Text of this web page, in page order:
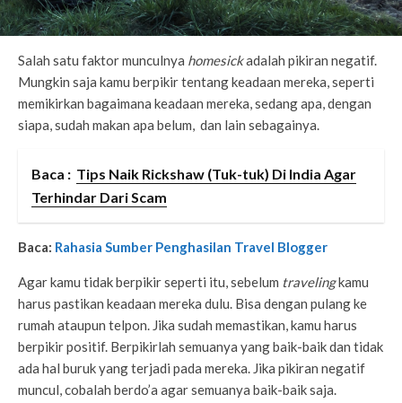
Salah satu faktor munculnya homesickadalah pikiran negatif.
Mungkin saja kamu berpikir tentang keadaan mereka, seperti
memikirkan bagaimana keadaan mereka, sedang apa, dengan
siapa, sudah makan apa belum, dan lain sebagainya.
Baca : Tips Naik Rickshaw (Tuk-tuk) Di India Agar
Terhindar Dari Scam
Baca: Rahasia Sumber Penghasilan Travel Blogger
Agar kamu tidak berpikir seperti itu, sebelum travelingkamu
harus pastikan keadaan mereka dulu. Bisa dengan pulang ke
rumah ataupun telpon. Jika sudah memastikan, kamu harus
berpikir positif. Berpikirlah semuanya yang baik-baik dan tidak
ada hal buruk yang terjadi pada mereka. Jika pikiran negatif
muncul, cobalah berdo’a agar semuanya baik-baik saja.